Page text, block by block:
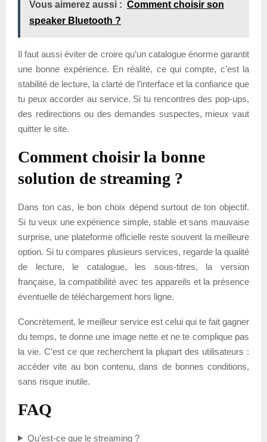
Vous aimerez aussi : Comment choisir son
speaker Bluetooth ?
Il faut aussi éviter de croire qu’un catalogue énorme garantit
une bonne expérience. En réalité, ce qui compte, c’est la
stabilité de lecture, la clarté de l’interface et la confiance que
tu peux accorder au service. Si tu rencontres des pop-ups,
des redirections ou des demandes suspectes, mieux vaut
quitter le site.
Comment choisir la bonne
solution de streaming ?
Dans ton cas, le bon choix dépend surtout de ton objectif.
Si tu veux une expérience simple, stable et sans mauvaise
surprise, une plateforme officielle reste souvent la meilleure
option. Si tu compares plusieurs services, regarde la qualité
de lecture, le catalogue, les sous-titres, la version
française, la compatibilité avec tes appareils et la présence
éventuelle de téléchargement hors ligne.
Concrètement, le meilleur service est celui qui te fait gagner
du temps, te donne une image nette et ne te complique pas
la vie. C’est ce que recherchent la plupart des utilisateurs :
accéder vite au bon contenu, dans de bonnes conditions,
sans risque inutile.
FAQ
Qu’est-ce que le streaming ?